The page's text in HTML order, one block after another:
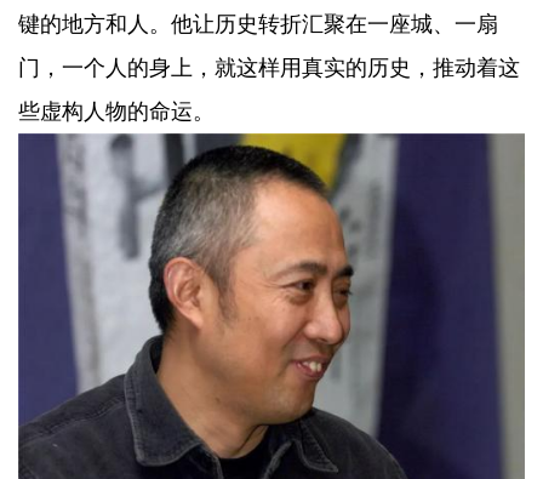
键的地方和人。他让历史转折汇聚在一座城、一扇
门，一个人的身上，就这样用真实的历史，推动着这
些虚构人物的命运。